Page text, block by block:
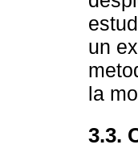
un
la
3.3.